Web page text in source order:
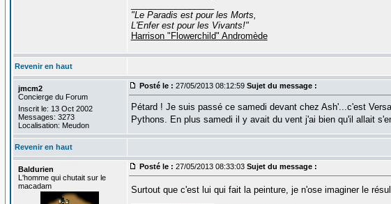
"Le Paradis est pour les Morts,
L'Enfer est pour les Vivants!"
Harrison "Flowerchild" Andromède
Revenir en haut
jmcm2
Concierge du Forum
Inscrit le: 13 Oct 2002
Messages: 3273
Localisation: Meudon
Posté le : 27/05/2013 08:12:59 Sujet du message :
Pétard ! Je suis passé ce samedi devant chez Ash'...c'est
Pythons. En plus samedi il y avait du vent j'ai bien qu'il allait
Revenir en haut
Baldurien
L'homme qui chutait sur le
macadam
Posté le : 27/05/2013 08:33:03 Sujet du message :
Surtout que c'est lui qui fait la peinture, je n'ose imaginer le